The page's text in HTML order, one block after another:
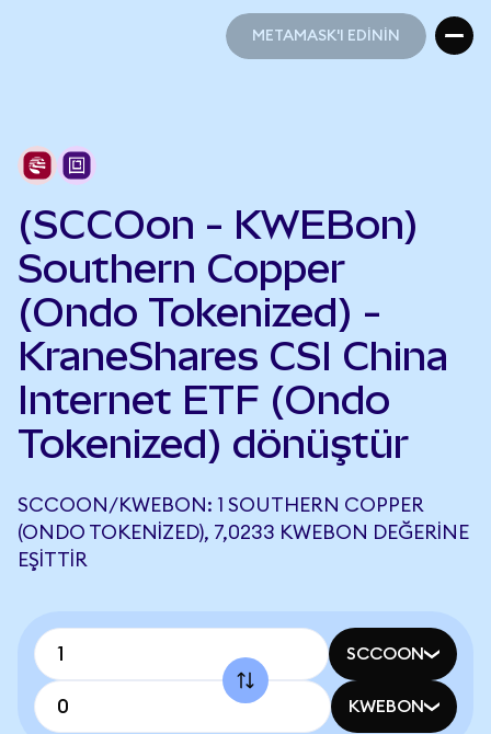
METAMASK'I EDİNİN
(SCCOon - KWEBon)
Southern Copper
(Ondo Tokenized) -
KraneShares CSI China
Internet ETF (Ondo
Tokenized) dönüştür
SCCOON/KWEBON: 1 SOUTHERN COPPER
(ONDO TOKENIZED), 7,0233 KWEBON DEĞERINE
EŞITTIR
SCCOON
KWEBON